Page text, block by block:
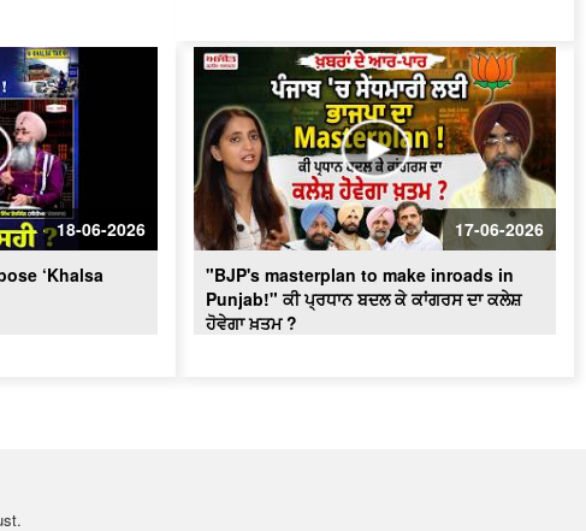
18-06-2026
‘Khalsa
17-06-2026
"BJP's masterplan to make inroads in
Punjab!" ਕੀ ਪ੍ਰਧਾਨ ਬਦਲ ਕੇ ਕਾਂਗਰਸ ਦਾ ਕਲੇਸ਼
ਹੋਵੇਗਾ ਖ਼ਤਮ ?